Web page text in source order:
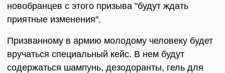
новобранцев с этого призыва "будут ждать
приятные изменения".
Призванному в армию молодому человеку будет
вручаться специальный кейс. В нем будут
содержаться шампунь, дезодоранты, гель для